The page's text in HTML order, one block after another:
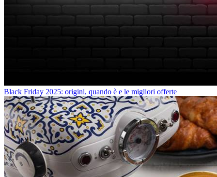
Black Friday 2025: origini, quando è e le migliori offerte